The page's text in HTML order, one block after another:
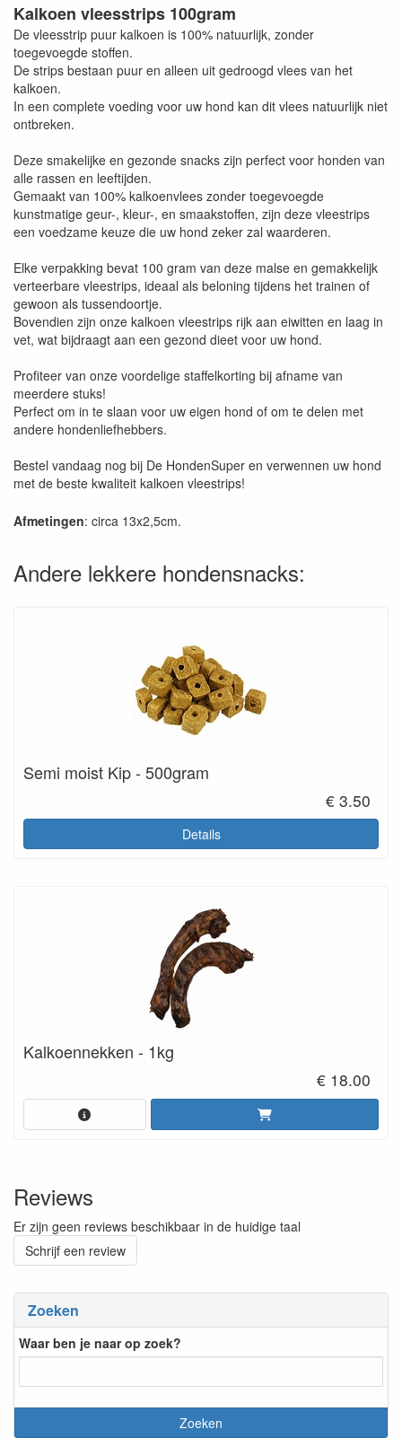
Zoeken
Waar ben je naar op zoek?
Kalkoen vleesstrips 100gram
De vleesstrip puur kalkoen is 100% natuurlijk, zonder
toegevoegde stoffen.
De strips bestaan puur en alleen uit gedroogd vlees van het
kalkoen.
In een complete voeding voor uw hond kan dit vlees natuurlijk niet
ontbreken.
Deze smakelijke en gezonde snacks zijn perfect voor honden van
alle rassen en leeftijden.
Gemaakt van 100% kalkoenvlees zonder toegevoegde
kunstmatige geur-, kleur-, en smaakstoffen, zijn deze vleestrips
een voedzame keuze die uw hond zeker zal waarderen.
Elke verpakking bevat 100 gram van deze malse en gemakkelijk
verteerbare vleestrips, ideaal als beloning tijdens het trainen of
gewoon als tussendoortje.
Bovendien zijn onze kalkoen vleestrips rijk aan eiwitten en laag in
vet, wat bijdraagt aan een gezond dieet voor uw hond.
Profiteer van onze voordelige staffelkorting bij afname van
meerdere stuks!
Perfect om in te slaan voor uw eigen hond of om te delen met
andere hondenliefhebbers.
Bestel vandaag nog bij De HondenSuper en verwennen uw hond
met de beste kwaliteit kalkoen vleestrips!
Afmetingen: circa 13x2,5cm.
Andere lekkere hondensnacks:
Semi moist Kip - 500gram
€ 3.50
Details
Kalkoennekken - 1kg
€ 18.00
Reviews
Er zijn geen reviews beschikbaar in de huidige taal
Schrijf een review